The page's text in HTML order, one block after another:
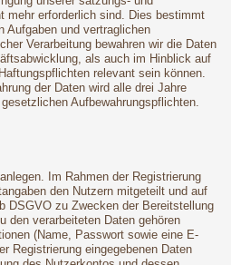
mehr erforderlich sind. Dies bestimmt
Aufgaben und vertraglichen
Verarbeitung bewahren wir die Daten
als auch im Hinblick auf
relevant sein können.
der Daten wird alle drei Jahre
Aufbewahrungspflichten.
Im Rahmen der Registrierung
den Nutzern mitgeteilt und auf
DSGVO zu Zwecken der Bereitstellung
den verarbeiteten Daten gehören
(Name, Passwort sowie eine E-
Registrierung eingegebenen Daten